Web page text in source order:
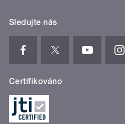
Sledujte nás
Certifikováno